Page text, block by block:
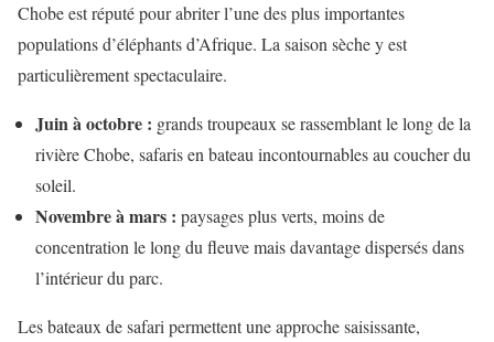
Chobe est réputé pour abriter l’une des plus importantes
populations d’éléphants d’Afrique. La saison sèche y est
particulièrement spectaculaire.
Juin à octobre : grands troupeaux se rassemblant le long de la
rivière Chobe, safaris en bateau incontournables au coucher du
soleil.
Novembre à mars : paysages plus verts, moins de
concentration le long du fleuve mais davantage dispersés dans
l’intérieur du parc.
Les bateaux de safari permettent une approche saisissante,